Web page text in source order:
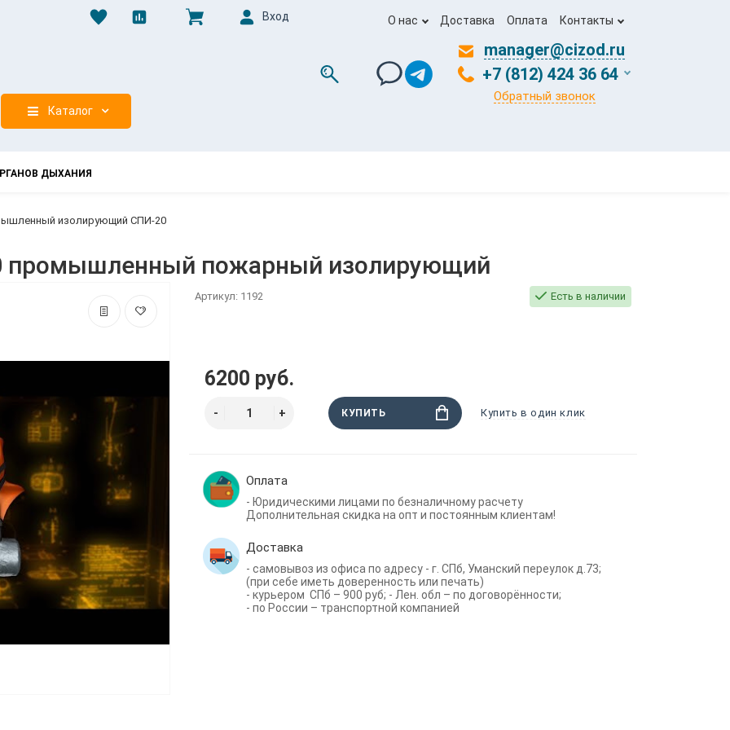
Вход О нас Доставка Оплата Контакты
manager@cizod.ru
+7 (812) 424 36 64
Обратный звонок
Каталог
ДЫХАНИЯ
изолирующий СПИ-20
промышленный пожарный изолирующий
Артикул: 1192 Есть в наличии
6200 руб.
КУПИТЬ Купить в один клик
Оплата
- Юридическими лицами по безналичному расчету
Дополнительная скидка на опт и постоянным клиентам!
Доставка
- самовывоз из офиса по адресу - г. СПб, Уманский переулок д.73;
(при себе иметь доверенность или печать)
- курьером СПб – 900 руб; - Лен. обл – по договорённости;
- по России – транспортной компанией